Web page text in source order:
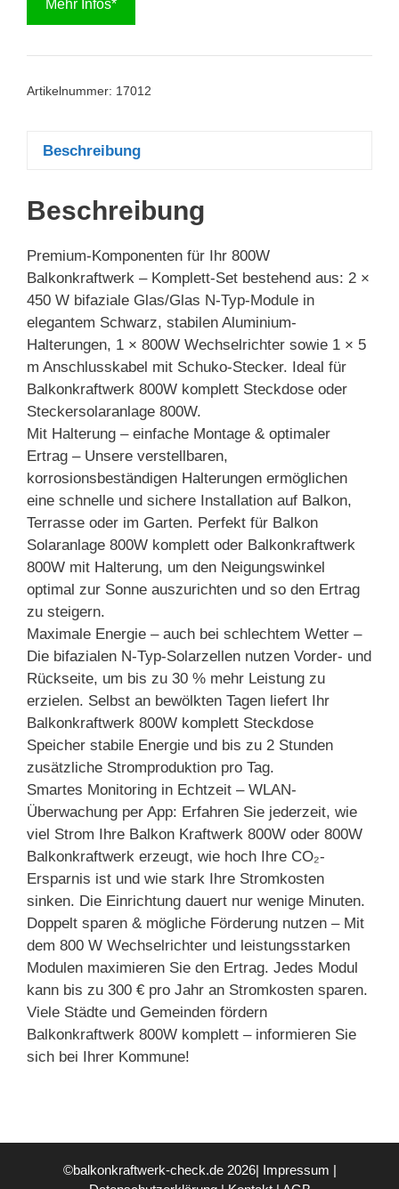
Mehr Infos*
Artikelnummer: 17012
Beschreibung
Beschreibung
Premium-Komponenten für Ihr 800W
Balkonkraftwerk – Komplett-Set bestehend aus: 2 ×
450 W bifaziale Glas/Glas N-Typ-Module in
elegantem Schwarz, stabilen Aluminium-
Halterungen, 1 × 800W Wechselrichter sowie 1 × 5
m Anschlusskabel mit Schuko-Stecker. Ideal für
Balkonkraftwerk 800W komplett Steckdose oder
Steckersolaranlage 800W.
Mit Halterung – einfache Montage & optimaler
Ertrag – Unsere verstellbaren,
korrosionsbeständigen Halterungen ermöglichen
eine schnelle und sichere Installation auf Balkon,
Terrasse oder im Garten. Perfekt für Balkon
Solaranlage 800W komplett oder Balkonkraftwerk
800W mit Halterung, um den Neigungswinkel
optimal zur Sonne auszurichten und so den Ertrag
zu steigern.
Maximale Energie – auch bei schlechtem Wetter –
Die bifazialen N-Typ-Solarzellen nutzen Vorder- und
Rückseite, um bis zu 30 % mehr Leistung zu
erzielen. Selbst an bewölkten Tagen liefert Ihr
Balkonkraftwerk 800W komplett Steckdose
Speicher stabile Energie und bis zu 2 Stunden
zusätzliche Stromproduktion pro Tag.
Smartes Monitoring in Echtzeit – WLAN-
Überwachung per App: Erfahren Sie jederzeit, wie
viel Strom Ihre Balkon Kraftwerk 800W oder 800W
Balkonkraftwerk erzeugt, wie hoch Ihre CO₂-
Ersparnis ist und wie stark Ihre Stromkosten
sinken. Die Einrichtung dauert nur wenige Minuten.
Doppelt sparen & mögliche Förderung nutzen – Mit
dem 800 W Wechselrichter und leistungsstarken
Modulen maximieren Sie den Ertrag. Jedes Modul
kann bis zu 300 € pro Jahr an Stromkosten sparen.
Viele Städte und Gemeinden fördern
Balkonkraftwerk 800W komplett – informieren Sie
sich bei Ihrer Kommune!
©balkonkraftwerk-check.de 2026| Impressum |